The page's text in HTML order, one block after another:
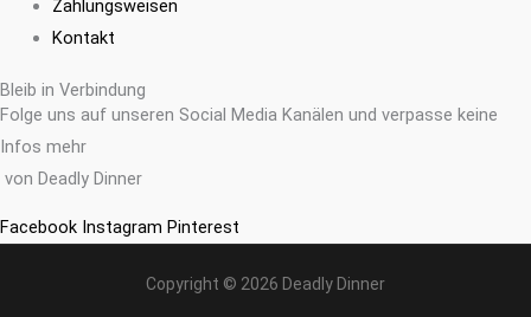
Zahlungsweisen
Kontakt
Bleib in Verbindung
Folge uns auf unseren Social Media Kanälen und verpasse keine
Infos mehr
von Deadly Dinner
Facebook Instagram Pinterest
Copyright © 2026 Deadly Dinner